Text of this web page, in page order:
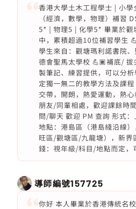
香港大學土木工程學士 | 小學
（經濟，數學，物理）補習
5* | 物理5 | 化學5* 畢業於
中，累積超過10位補習學生
學生來自：觀塘瑪利諾書院
德會聖馬太學校 💪🏿補底/ 拔
製筆記、練習提供，可以分
定獨一無二的教學方法及課
交帶，開朗，熱愛運動，熱
朋友/同輩相處，歡迎課餘時
問/聊天 歡迎 PM 查詢 形式
地點：港島區（港島綫沿線
旺區/觀塘區/九龍塘），新界
錢：視年級/科目/地點而定，
導師編號157725
你好 本人畢業於香港傳統名